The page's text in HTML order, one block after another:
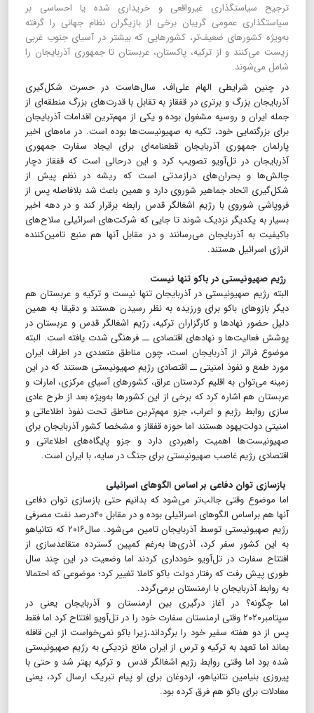
ترجیح سیاستگذاری غیرواقعی و خریداری شده یا احساسی بر
سیاستگذاری عمومی گریبان برخی از بازیگران نظام جهانی را گرفته
به‌ویژه کشورهای ضعیف‌تر، کشورهایی که بیشتر در آسیای جنوب غربی
زیست می‌کنند و از ترکیه، پاکستان، عربستان تا جمهوری آذربایجان را
شامل می‌شوند.
در چنین شرایطی الهام علی‌اف، سال‌هاست در حسرت شکل‌گیری
آذربایجان بزرگ و برتری در قفقاز به تقابل با قدرت‌های بزرگ منطقه‌ای از
جمله ایران و روسیه مشغول بوده و یکی از مهم‌ترین اقدامات آذربایجان
برای بزرگنمایی خود، تکیه به صهیونیست‌ها بوده است. در ماه‌های اخیر
پارلمان جمهوری آذربایجان قطعنامه‌ای برای ایجاد سفارت جمهوری
آذربایجان در تل‌آویو تصویب کرد و این درحالی است که قفقاز دچار
چالش‌ها و بحران‌های درازمدتی است که ریشه در نظم پیش از
شکل‌گیری اتحاد جماهیر شوروی دارد و همین باعث شد بلافاصله پس از
فروپاشی شوروی با رژیم اشغالگر قدس رابطه برقرار کند و در دهه اخیر
بسیار به یکدیگر نزدیک شوند تا جایی که شرکت‌های اسرائیلی سلاح‌های
باکیفیت به آذربایجان می‌رسانند و در مقابل آنها هم منبع تامین‌کننده
انرژی اسرائیل هستند.
رژیم صهیونیستی در باکو تنها نیست
البته رژیم صهیونیستی در آذربایجان تنها نیست و ترکیه و عربستان هم
دیگر بازوهای باکو برای ورزیده به نظر رسیدن هستند و دقیقا به همین
دلیل حضور نهادها و کارگزاران ترکیه، رژیم اشغالگر قدس و عربستان در
پوشش فعالیت‌ها و نهادهای اقتصادی ــ فرهنگی شدت یافته است. البته
موضوع فراتر از آذربایجان است، چون مناطق متعددی در اطراف ایران
مورد طمع و نفوذ امنیتی ــ اقتصادی رژیم صهیونیستی هستند که در این
زمینه می‌توان به اقلیم کردستان عراق، کشورهای آسیای مرکزی، امارات و
عربستان هم اشاره کرد که برخی از این کشورها به‌ویژه بعد از طرح عادی
سازی روابط رژیم و اعراب، جزو مهم‌ترین مناطق تحت نفوذ اطلاعاتی و
امنیتی دولت‌یهود هستند اما حوزه قفقاز و مشخصا کشور آذربایجان برای
صهیونیست‌‌ها اهمیت راهبردی دارد و جزو پایگاه‌های اطلاعاتی و
اقتصادی رژیم غاصب صهیونیستی برای جنگ در سایه، با ایران است.
بازسازی توان دفاعی بر اساس الگو‌های اسرائیلی
اما موضوع وقتی جالب‌تر می‌شود که بدانیم حتی بازسازی توان دفاعی
آنها هم براساس الگو‌های اسرائیلی بوده و در مقابل ۴۰درصد نفت مصرفی
رژیم صهیونیستی توسط آذربایجان تامین می‌شود. سال۲۰۱۶ که نتانیاهو
به این کشور سفر کرد، آذری‌ها به‌رغم کمپین گسترده متقاعدسازی از
افتتاح سفارت در تل‌آویو خودداری کردند اما وضعیت در این چند سال
طوری پیش رفت که رفتار دولت باکو کاملا تغییر کرد؛ موضوعی که احتمالا
به روابط آذربایجان با ارمنستان برمی‌گردد.
اما چگونه؟ در آغاز درگیری بین ارمنستان و آذربایجان یعنی در
سپتامبر۲۰۲۰ وقتی ارمنستان سفارت خود را در تل‌آویو افتتاح کرد اما فقط
پس از دو هفته سفیر خود را برگرداند،زیرا باکو نمی‌خواست از این قافله
بماند اما تعهد به ترکیه و ترس از ایران مانع نزدیکی به رژیم صهیونیستی
شده بود اما وقتی روابط رژیم اشغالگر قدس و ترکیه بهتر شد و حتی با
پیروزی بنیامین نتانیاهو، اردوغان برای او پیام تبریک ارسال کرد، یعنی
معادلات برای باکو هم فرق کرده بود.